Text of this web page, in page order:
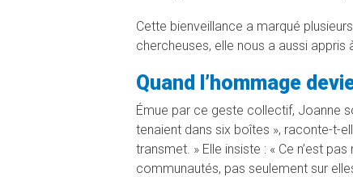
Cette bienveillance a marqué
chercheuses, elle nous a aussi
Quand l’hommage
Émue par ce geste collectif, Joanne
tenaient dans six boîtes », raconte-t-
transmet. » Elle insiste : « Ce n’est
communautés, pas seulement sur